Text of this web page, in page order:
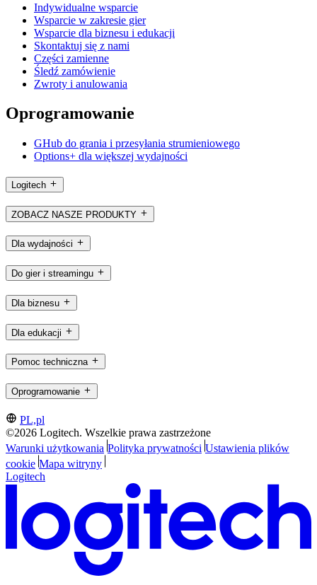
Indywidualne wsparcie
Wsparcie w zakresie gier
Wsparcie dla biznesu i edukacji
Skontaktuj się z nami
Części zamienne
Śledź zamówienie
Zwroty i anulowania
Oprogramowanie
GHub do grania i przesyłania strumieniowego
Options+ dla większej wydajności
Logitech
ZOBACZ NASZE PRODUKTY
Dla wydajności
Do gier i streamingu
Dla biznesu
Dla edukacji
Pomoc techniczna
Oprogramowanie
PL,pl
©2026 Logitech. Wszelkie prawa zastrzeżone
Warunki użytkowania Polityka prywatności Ustawienia plików
cookie Mapa witryny
Logitech